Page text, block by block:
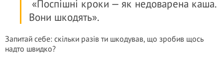
«Поспішні кроки — як недоварена каша.
Вони шкодять».
Запитай себе: скільки разів ти шкодував, що зробив щось
надто швидко?